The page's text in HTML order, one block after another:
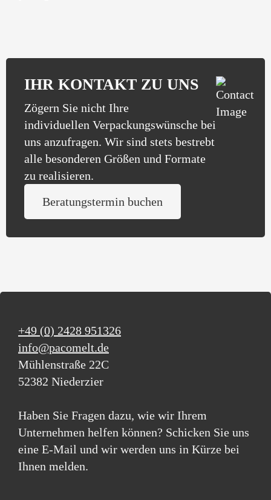
IHR KONTAKT ZU UNS
Zögern Sie nicht Ihre
individuellen Verpackungswünsche bei
uns anzufragen. Wir sind stets bestrebt
alle besonderen Größen und Formate
zu realisieren.
Beratungstermin buchen
+49 (0) 2428 951326
info@pacomelt.de
Mühlenstraße 22C
52382 Niederzier
Haben Sie Fragen dazu, wie wir Ihrem
Unternehmen helfen können? Schicken Sie uns
eine E-Mail und wir werden uns in Kürze bei
Ihnen melden.